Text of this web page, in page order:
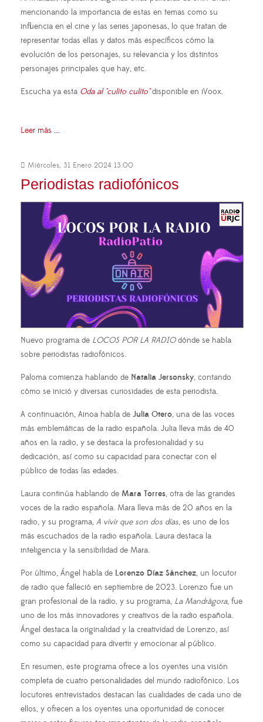
mencionando la importancia de estas en temas como su
influencia en el cine y las series japonesas, lo que tratan de
representar todas ellas y datos más específicos cómo la
evolución de los personajes, su relevancia y los distintos
personajes principales que hay, etc.
Escucha ya esta Oda al "culito culito"disponible en iVoox.
Leer más ...
Miércoles, 31 Enero 2024 13:00
Periodistas radiofónicos
Nuevo programa de LOCOS POR LA RADIOdónde se habla
sobre periodistas radiofónicos.
Paloma comienza hablando de Natalia Jersonsky, contando
cómo se inició y diversas curiosidades de esta periodista.
A continuación, Ainoa habla de Julia Otero, una de las voces
más emblemáticas de la radio española. Julia lleva más de 40
años en la radio, y se destaca la profesionalidad y su
dedicación, así como su capacidad para conectar con el
público de todas las edades.
Laura continúa hablando de Mara Torres, otra de las grandes
voces de la radio española. Mara lleva más de 20 años en la
radio, y su programa, A vivir que son dos días, es uno de los
más escuchados de la radio española. Laura destaca la
inteligencia y la sensibilidad de Mara.
Por último, Ángel habla de Lorenzo Díaz Sánchez, un locutor
de radio que falleció en septiembre de 2023. Lorenzo fue un
gran profesional de la radio, y su programa, La Mandrágora, fue
uno de los más innovadores y creativos de la radio española.
Ángel destaca la originalidad y la creatividad de Lorenzo, así
como su capacidad para divertir y emocionar al público.
En resumen, este programa ofrece a los oyentes una visión
completa de cuatro personalidades del mundo radiofónico. Los
locutores entrevistados destacan las cualidades de cada uno de
ellos, y ofrecen a los oyentes una oportunidad de conocer